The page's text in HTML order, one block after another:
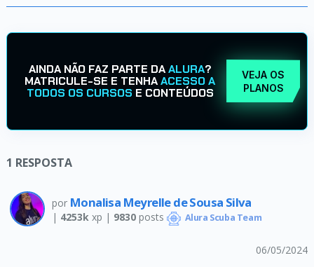
AINDA NÃO FAZ PARTE DAALURA?
MATRICULE-SE E TENHAACESSO A
TODOS OS CURSOS E CONTEÚDOS
VEJA OS
PLANOS
1 RESPOSTA
por Monalisa Meyrelle de Sousa Silva
| 4253kxp | 9830posts Alura Scuba Team
06/05/2024